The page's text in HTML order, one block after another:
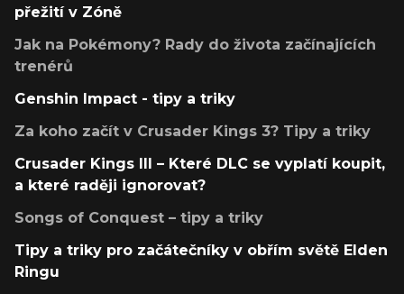
přežití v Zóně
Jak na Pokémony? Rady do života začínajících
trenérů
Genshin Impact - tipy a triky
Za koho začít v Crusader Kings 3? Tipy a triky
Crusader Kings III – Které DLC se vyplatí koupit,
a které raději ignorovat?
Songs of Conquest – tipy a triky
Tipy a triky pro začátečníky v obřím světě Elden
Ringu